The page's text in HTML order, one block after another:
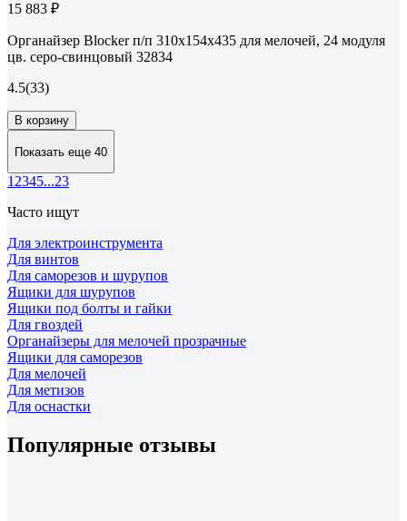
15 883 ₽
Органайзер Blocker п/п 310х154х435 для мелочей, 24 модуля
цв. серо-свинцовый 32834
4.5(33)
В корзину
Показать еще 40
1 2345...23
Часто ищут
Для электроинструмента
Для винтов
Для саморезов и шурупов
Ящики для шурупов
Ящики под болты и гайки
Для гвоздей
Органайзеры для мелочей прозрачные
Ящики для саморезов
Для мелочей
Для метизов
Для оснастки
Популярные отзывы